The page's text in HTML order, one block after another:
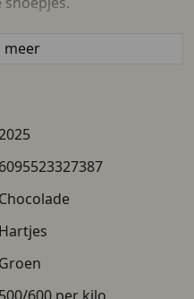
dat we deze
(suiker, minimaal
soja lecithine, natuurlijke
emulgator: arabische
meer
6095523327387
Chocolade
Hartjes
Groen